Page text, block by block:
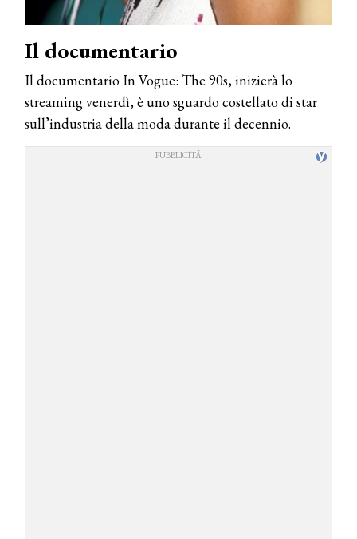
Il documentario
Il documentario In Vogue: The 90s, inizierà lo
streaming venerdì, è uno sguardo costellato di star
sull’industria della moda durante il decennio.